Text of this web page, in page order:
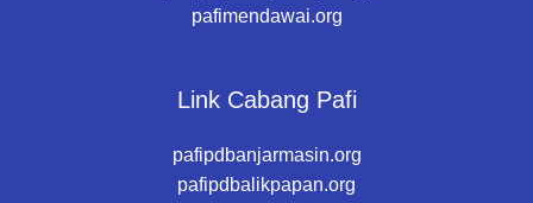
pafimendawai.org
Link Cabang Pafi
pafipdbanjarmasin.org
pafipdbalikpapan.org